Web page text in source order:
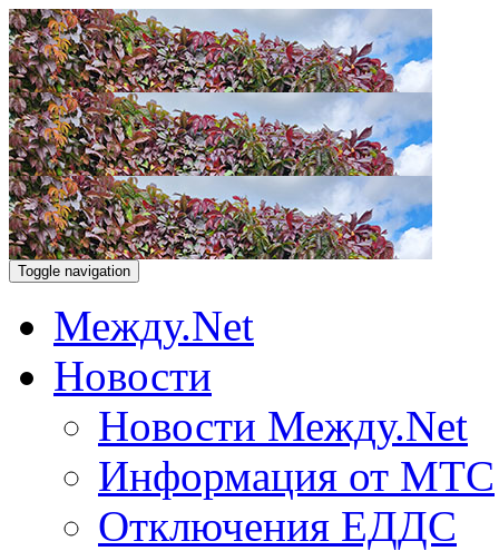
Toggle navigation
Между.Net
Новости
Новости Между.Net
Информация от МТС
Отключения ЕДДС